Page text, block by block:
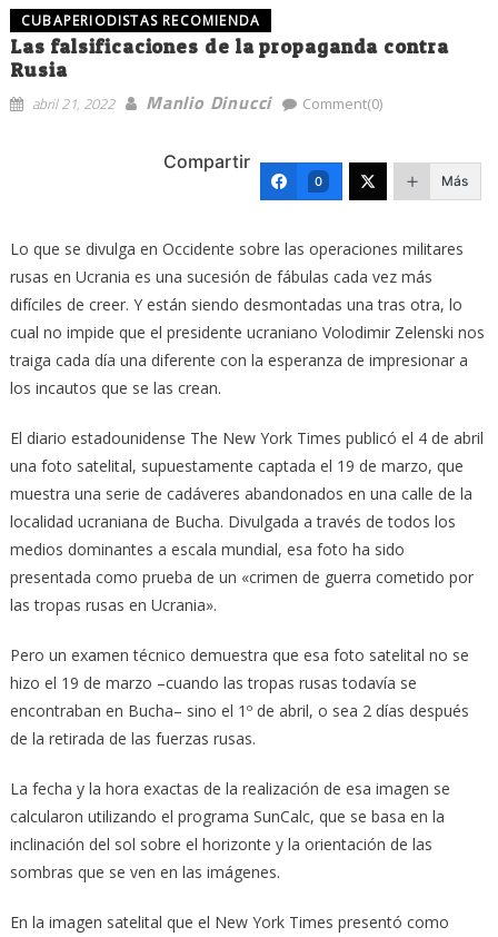
CUBAPERIODISTAS RECOMIENDA
Las falsificaciones de la propaganda contra
Rusia
abril 21, 2022 Manlio Dinucci Comment(0)
Compartir
0 Más
Lo que se divulga en Occidente sobre las operaciones militares
rusas en Ucrania es una ‎sucesión de fábulas cada vez más
difíciles de creer. Y están siendo desmontadas una ‎tras otra, lo
cual no impide que el presidente ucraniano Volodimir Zelenski nos
traiga cada día una ‎diferente con la esperanza de impresionar a
los incautos que se las crean.‎
El diario estadounidense The New York Times publicó el 4 de abril
una foto satelital, ‎supuestamente captada el 19 de marzo, que
muestra una serie de cadáveres abandonados en una calle de ‎la
localidad ucraniana de Bucha. Divulgada a través de todos los
medios dominantes a escala ‎mundial, esa foto ha sido
presentada como prueba de un «crimen de guerra cometido por
las ‎tropas rusas en Ucrania». ‎
Pero un examen técnico demuestra que esa foto satelital no se
hizo el 19 de marzo –cuando ‎las tropas rusas todavía se
encontraban en Bucha– sino el 1º de abril, o sea 2 días después
de la ‎retirada de las fuerzas rusas.
La fecha y la hora exactas de la realización de esa imagen ‎se
calcularon utilizando el programa SunCalc, que se basa en la
inclinación del sol sobre el ‎horizonte y la orientación de las
sombras que se ven en las imágenes. ‎
En la imagen satelital que el New York Times presentó como